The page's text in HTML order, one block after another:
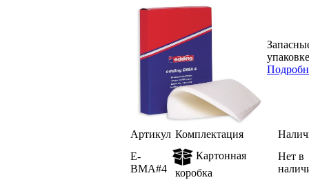
Артикул Комплектация
E-
BMA#4
Картонная
коробка
Нет в